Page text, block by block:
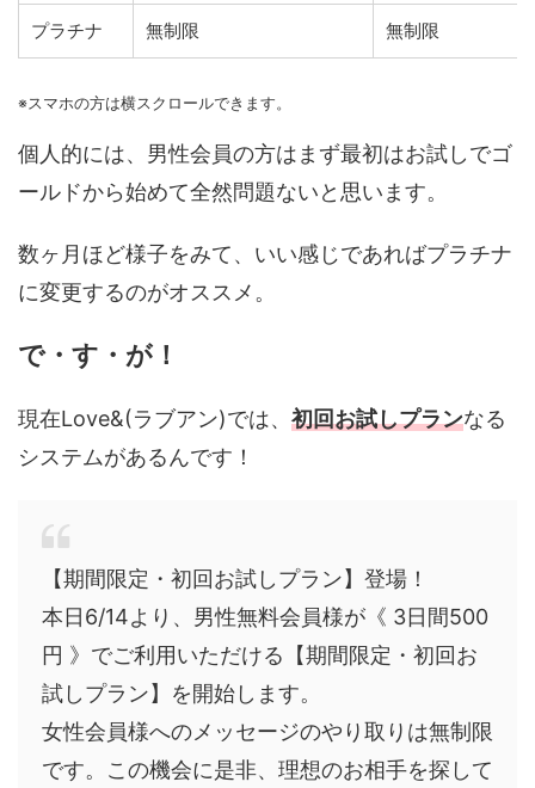
プラチナ 無制限 無制限
※スマホの方は横スクロールできます。
個人的には、男性会員の方はまず最初はお試しでゴ
ールドから始めて全然問題ないと思います。
数ヶ月ほど様子をみて、いい感じであればプラチナ
に変更するのがオススメ。
で・す・が！
現在Love&(ラブアン)では、 初回お試しプランなる
システムがあるんです！
【期間限定・初回お試しプラン】登場！
本日6/14より、男性無料会員様が《 3日間500
円 》でご利用いただける【期間限定・初回お
試しプラン】を開始します。
女性会員様へのメッセージのやり取りは無制限
です。この機会に是非、理想のお相手を探して